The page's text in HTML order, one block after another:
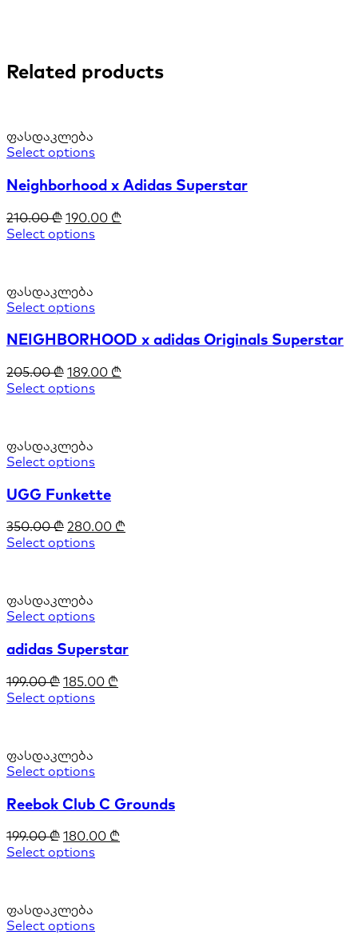
Related products
ფასდაკლება
Select options
Neighborhood x Adidas Superstar
210.00₾ 190.00 ₾
Select options
ფასდაკლება
Select options
NEIGHBORHOOD x adidas Originals Superstar
205.00₾ 189.00 ₾
Select options
ფასდაკლება
Select options
UGG Funkette
350.00₾ 280.00 ₾
Select options
ფასდაკლება
Select options
adidas Superstar
199.00₾ 185.00 ₾
Select options
ფასდაკლება
Select options
Reebok Club C Grounds
199.00₾ 180.00 ₾
Select options
ფასდაკლება
Select options